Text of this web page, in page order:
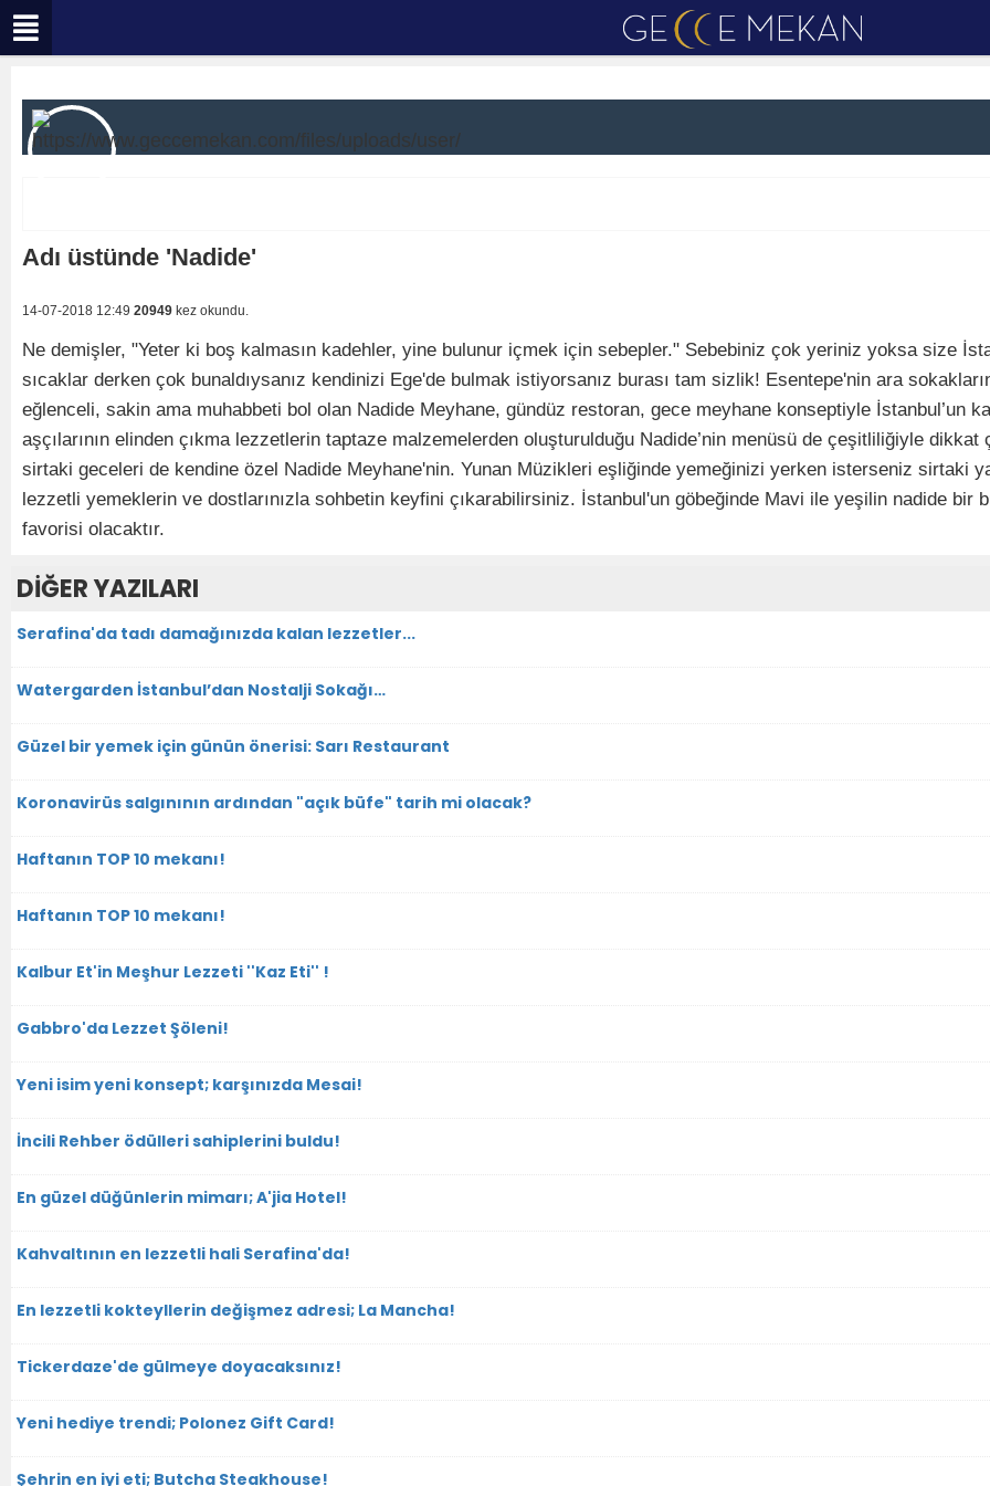
Adı üstünde 'Nadide'
14-07-2018 12:49 20949 kez okundu.
Ne demişler, "Yeter ki boş kalmasın kadehler, yine bulunur içmek için sebepler." Sebebiniz çok yeriniz yoksa size
sıcaklar derken çok bunaldıysanız kendinizi Ege'de bulmak istiyorsanız burası tam sizlik! Esentepe'nin ara
eğlenceli, sakin ama muhabbeti bol olan Nadide Meyhane, gündüz restoran, gece meyhane konseptiyle İstanbul’un
aşçılarının elinden çıkma lezzetlerin taptaze malzemelerden oluşturulduğu Nadide’nin menüsü de çeşitliliğiyle
sirtaki geceleri de kendine özel Nadide Meyhane'nin. Yunan Müzikleri eşliğinde yemeğinizi yerken isterseniz sirtaki
lezzetli yemeklerin ve dostlarınızla sohbetin keyfini çıkarabilirsiniz. İstanbul'un göbeğinde Mavi ile yeşilin nadide bir
favorisi olacaktır.
DİĞER YAZILARI
Serafina'da tadı damağınızda kalan lezzetler...
Watergarden İstanbul’dan Nostalji Sokağı…
Güzel bir yemek için günün önerisi: Sarı Restaurant
Koronavirüs salgınının ardından "açık büfe" tarih mi olacak?
Haftanın TOP 10 mekanı!
Haftanın TOP 10 mekanı!
Kalbur Et'in Meşhur Lezzeti ''Kaz Eti'' !
Gabbro'da Lezzet Şöleni!
Yeni isim yeni konsept; karşınızda Mesai!
İncili Rehber ödülleri sahiplerini buldu!
En güzel düğünlerin mimarı; A'jia Hotel!
Kahvaltının en lezzetli hali Serafina'da!
En lezzetli kokteyllerin değişmez adresi; La Mancha!
Tickerdaze'de gülmeye doyacaksınız!
Yeni hediye trendi; Polonez Gift Card!
Şehrin en iyi eti; Butcha Steakhouse!